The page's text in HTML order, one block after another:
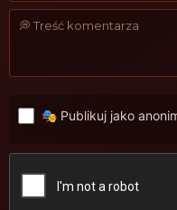
🎭 Publikuj jako